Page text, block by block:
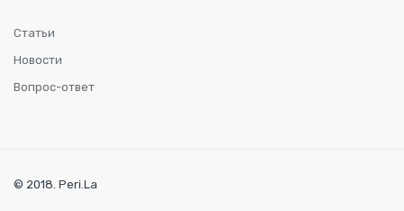
Статьи
Новости
Вопрос-ответ
© 2018. Peri.La